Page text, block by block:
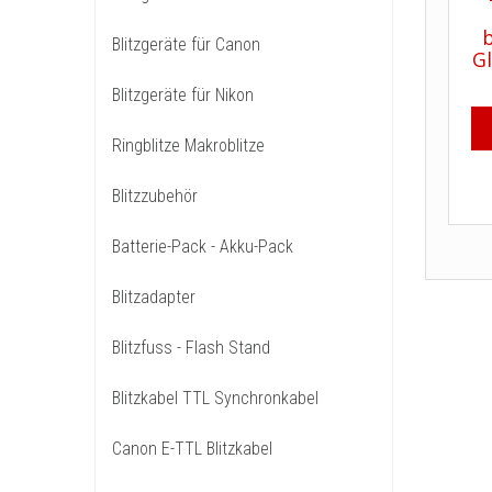
Blitzgeräte für Canon
Blitzgeräte für Nikon
Ringblitze Makroblitze
Blitzzubehör
Batterie-Pack - Akku-Pack
Blitzadapter
Blitzfuss - Flash Stand
Blitzkabel TTL Synchronkabel
Canon E-TTL Blitzkabel